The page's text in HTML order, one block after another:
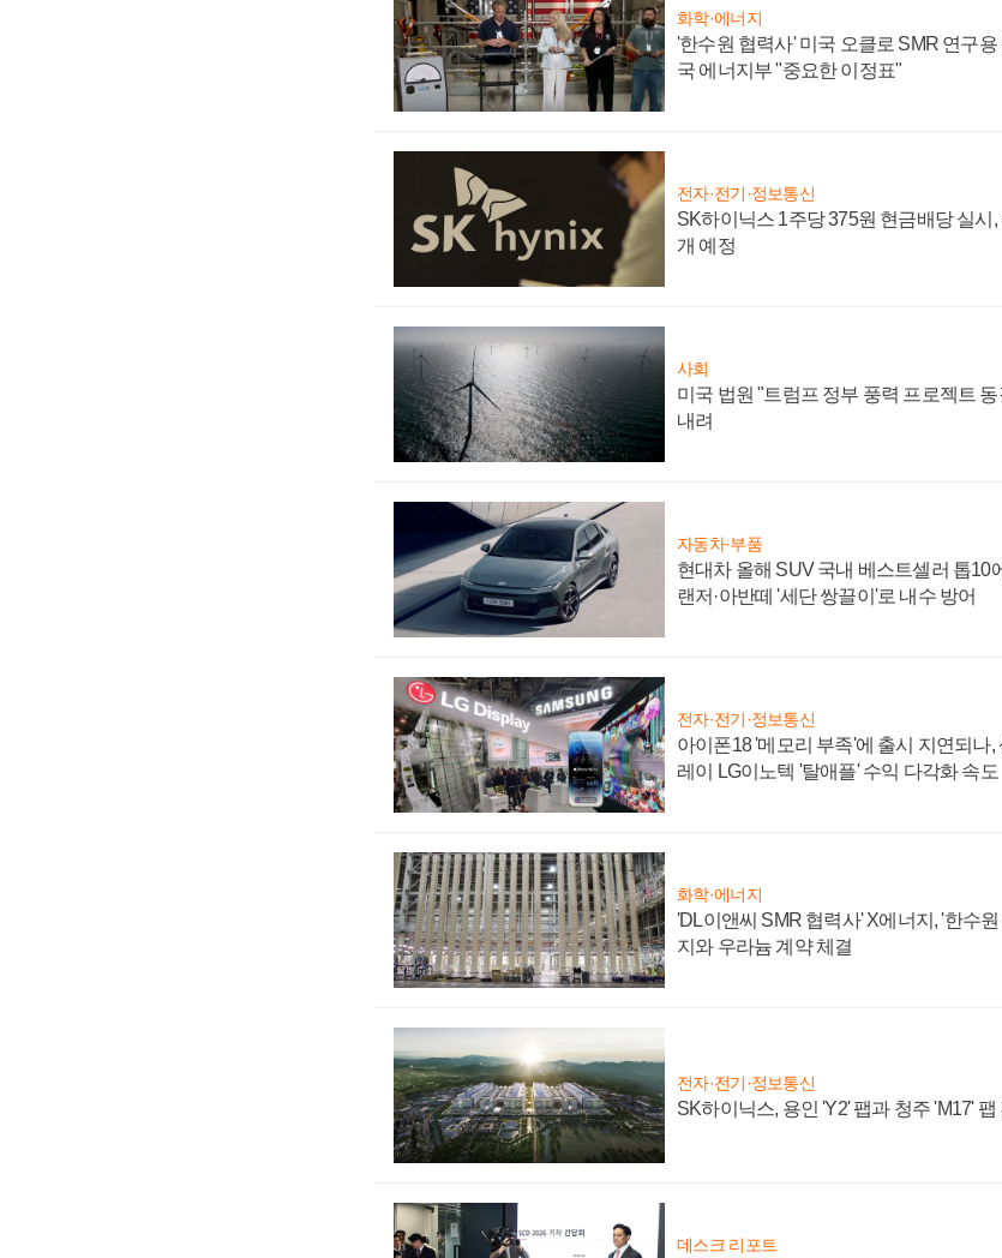
화학·에너지
'한수원 협력사' 미국 오클로 SMR 연구용
국 에너지부 "중요한 이정표"
전자·전기·정보통신
SK하이닉스 1주당 375원 현금배당 실시
개 예정
사회
미국 법원 "트럼프 정부 풍력 프로젝트
내려
자동차·부품
현대차 올해 SUV 국내 베스트셀러 톱10
랜저·아반떼 '세단 쌍끌이'로 내수 방어
전자·전기·정보통신
아이폰18 '메모리 부족'에 출시 지연되나
레이 LG이노텍 '탈애플' 수익 다각화 속도
화학·에너지
'DL이앤씨 SMR 협력사' X에너지, '한수
지와 우라늄 계약 체결
전자·전기·정보통신
SK하이닉스, 용인 'Y2' 팹과 청주 'M17'
데스크 리포트